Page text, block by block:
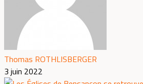
Thomas ROTHLISBERGER
3 juin 2022